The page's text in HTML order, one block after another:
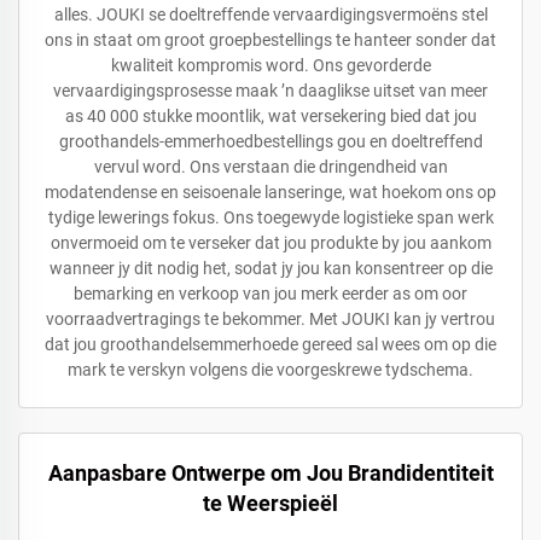
alles. JOUKI se doeltreffende vervaardigingsvermoëns stel
ons in staat om groot groepbestellings te hanteer sonder dat
kwaliteit kompromis word. Ons gevorderde
vervaardigingsprosesse maak ’n daaglikse uitset van meer
as 40 000 stukke moontlik, wat versekering bied dat jou
groothandels-emmerhoedbestellings gou en doeltreffend
vervul word. Ons verstaan die dringendheid van
modatendense en seisoenale lanseringe, wat hoekom ons op
tydige lewerings fokus. Ons toegewyde logistieke span werk
onvermoeid om te verseker dat jou produkte by jou aankom
wanneer jy dit nodig het, sodat jy jou kan konsentreer op die
bemarking en verkoop van jou merk eerder as om oor
voorraadvertragings te bekommer. Met JOUKI kan jy vertrou
dat jou groothandelsemmerhoede gereed sal wees om op die
mark te verskyn volgens die voorgeskrewe tydschema.
Aanpasbare Ontwerpe om Jou Brandidentiteit
te Weerspieël